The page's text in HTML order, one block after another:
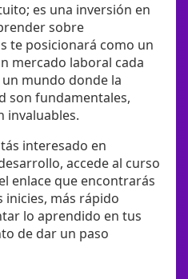
es una inversión en
sobre
te posicionará como un
mercado laboral cada
mundo donde la
son fundamentales,
invaluables.
interesado en
accede al curso
enlace que encontrarás
inicies, más rápido
lo aprendido en tus
de dar un paso